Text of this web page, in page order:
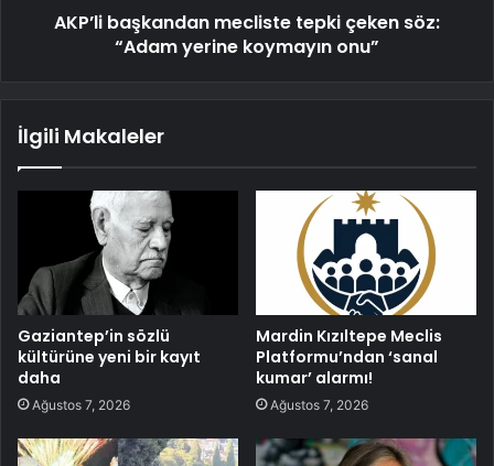
AKP’li başkandan mecliste tepki çeken söz:
“Adam yerine koymayın onu”
İlgili Makaleler
Gaziantep’in sözlü
kültürüne yeni bir kayıt
daha
Ağustos 7, 2026
Mardin Kızıltepe Meclis
Platformu’ndan ‘sanal
kumar’ alarmı!
Ağustos 7, 2026